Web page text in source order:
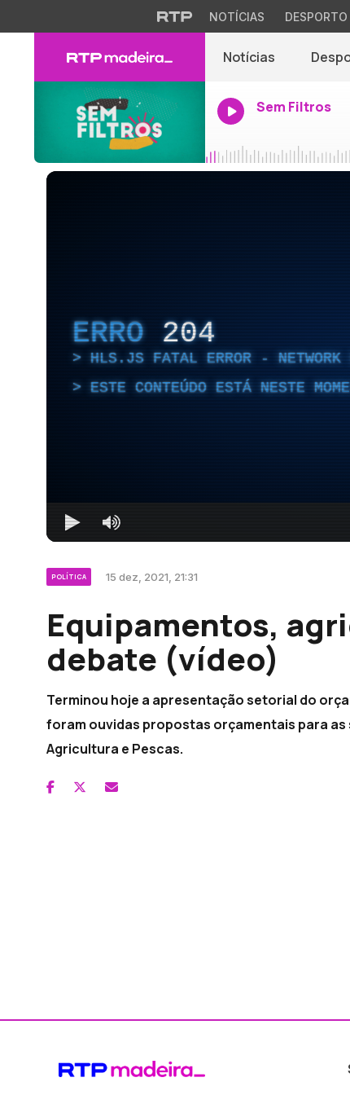
NOTÍCIAS DESPORTO
Notícias
Sem Filtros
ERRO 204
HLS.JS FATAL ERROR - NETWORK
ESTE CONTEÚDO ESTÁ NESTE
POLÍTICA 15 dez, 2021, 21:31
Equipamentos,
debate (vídeo)
Terminou hoje a apresentação setorial do
foram ouvidas propostas orçamentais para
Agricultura e Pescas.